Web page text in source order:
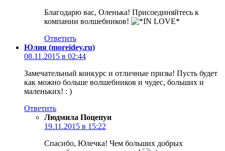
Благодарю вас, Оленька! Присоединяйтесь к
компании волшебников!
Ответить
Юлия (moreidey.ru)
08.11.2015 в 02:44
Замечательный конкурс и отличные призы! Пусть будет
как можно больше волшебников и чудес, больших и
маленьких! : )
Ответить
Людмила Поцепун
19.11.2015 в 15:22
Спасибо, Юлечка! Чем больших добрых